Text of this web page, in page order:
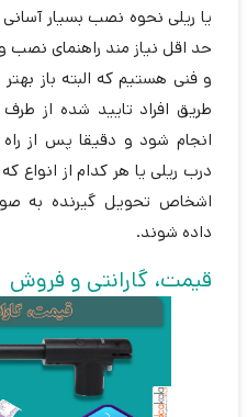
یا ریلی نحوه نصب بسیار
حد اقل نیاز مند راهنمای
و فنی هستیم که البته باز
طریق افراد تایید شده از
انجام شود و دقیقا پس از راه
درب ریلی یا هر کدام از
اشخاص تحویل گیرنده به
داده شوند.
قیمت، گارانتی و فروش